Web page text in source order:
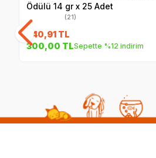
Ödülü 14 gr x 25 Adet
(21)
340,91 TL
300,00 TLSepette %12 indirim